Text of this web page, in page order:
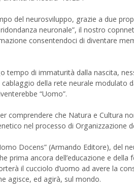
del neurosviluppo, grazie a due
neuronale”, il nostro
consentendoci di diventare
tempo di immaturità dalla nascita,
della rete neurale modulato
“Uomo”.
comprendere che Natura e Cultura
nel processo di Organizzazione
Docens” (Armando Editore), del
prima ancora dell’educazione e della
il cucciolo d’uomo ad avere la
agisce, ed agirà, sul mondo.